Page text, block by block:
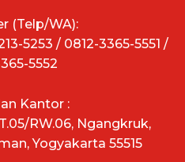
(Telp/WA):
5253 / 0812-3365-5551 /
5552
Kantor :
RW.06, Ngangkruk,
Yogyakarta 55515